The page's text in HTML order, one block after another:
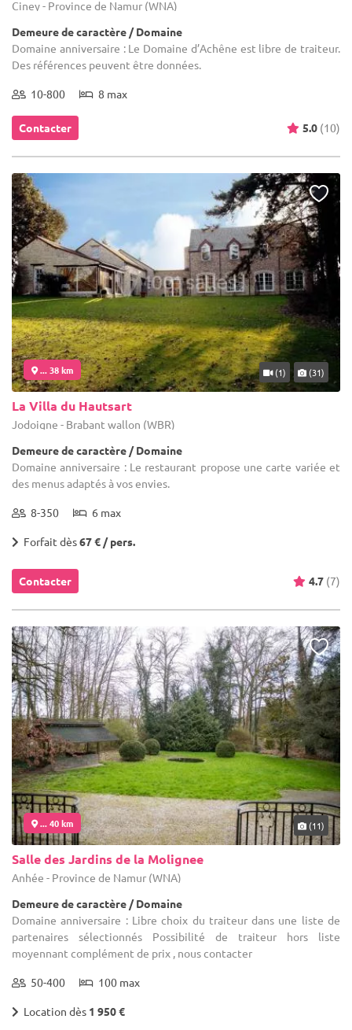
Ciney - Province de Namur (WNA)
Demeure de caractère / Domaine
Domaine anniversaire : Le Domaine d’Achêne est libre de traiteur.
Des références peuvent être données.
10-800 8 max
Contacter 5.0 (10)
... 38 km (1) (31)
La Villa du Hautsart
Jodoigne - Brabant wallon (WBR)
Demeure de caractère / Domaine
Domaine anniversaire : Le restaurant propose une carte variée et
des menus adaptés à vos envies.
8-350 6 max
Forfait dès67 € / pers.
Contacter 4.7 (7)
... 40 km (11)
Salle des Jardins de la Molignee
Anhée - Province de Namur (WNA)
Demeure de caractère / Domaine
Domaine anniversaire : Libre choix du traiteur dans une liste de
partenaires sélectionnés Possibilité de traiteur hors liste
moyennant complément de prix , nous contacter
50-400 100 max
Location dès 1 950 €